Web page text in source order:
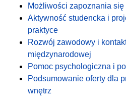
Możliwości zapoznania
Aktywność studencka i
praktyce
Rozwój zawodowy i
międzynarodowej
Pomoc psychologiczna i
Podsumowanie oferty dla
wnętrz